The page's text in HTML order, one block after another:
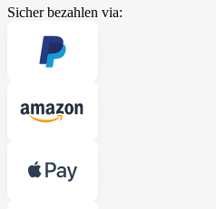
Sicher bezahlen via: